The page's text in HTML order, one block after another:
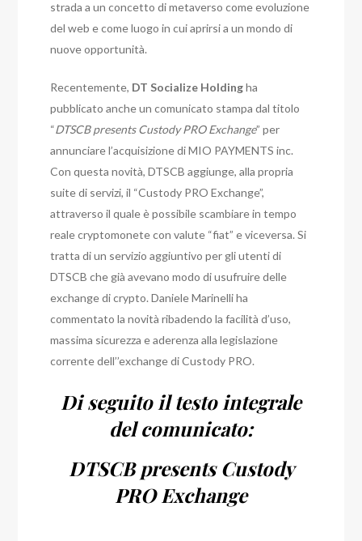
strada a un concetto di metaverso come evoluzione
del web e come luogo in cui aprirsi a un mondo di
nuove opportunità.
Recentemente, DT Socialize Holdingha
pubblicato anche un comunicato stampa dal titolo
“DTSCB presents Custody PRO Exchange” per
annunciare l’acquisizione di MIO PAYMENTS inc.
Con questa novità, DTSCB aggiunge, alla propria
suite di servizi, il “Custody PRO Exchange”,
attraverso il quale è possibile scambiare in tempo
reale cryptomonete con valute “fiat” e viceversa. Si
tratta di un servizio aggiuntivo per gli utenti di
DTSCB che già avevano modo di usufruire delle
exchange di crypto. Daniele Marinelli ha
commentato la novità ribadendo la facilità d’uso,
massima sicurezza e aderenza alla legislazione
corrente dell’’exchange di Custody PRO.
Di seguito il testo integrale
del comunicato:
DTSCB presents Custody
PRO Exchange